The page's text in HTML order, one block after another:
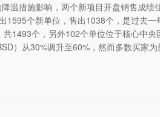
温措施影响，两个新项目开盘销售成
1595个新单位，售出1038个，是过去
1493个，另外102个单位位于核心中
）从30%调升至60%，然而多数买家